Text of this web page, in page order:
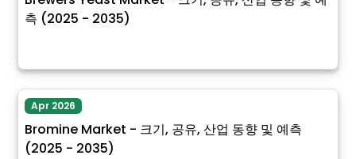
측 (2025 - 2035)
Apr 2026
Bromine Market - 크기, 공유, 산업 동향 및 예측
(2025 - 2035)